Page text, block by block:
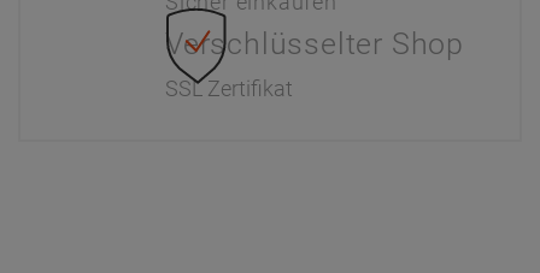
Verschlüsselter Shop
SSL Zertifikat